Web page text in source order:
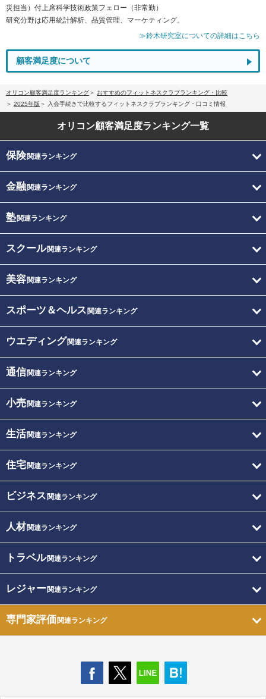
災担当）付上席科学技術政策フェロー（非常勤）
研究分野は応用統計解析、品質管理、マーケティング。
≫鈴木研究室についての詳細はこちら
顧客満足度について
オリコン顧客満足度ランキング
おすすめのフィットネスクラブランキング・比較
2025年版
入会手続きで比較するフィットネスクラブランキング・口コミ情報
オリコン顧客満足度ランキング一覧
保険関連ランキング
金融関連ランキング
塾関連ランキング
スクール関連ランキング
美容関連ランキング
スポーツ＆ヘルス 関連ランキング
ウエディング関連ランキング
通信関連ランキング
小売関連ランキング
生活関連ランキング
住宅関連ランキング
ビジネス 関連ランキング
人材関連ランキング
トラベル関連ランキング
レジャー関連ランキング
専門家評価関連ランキング